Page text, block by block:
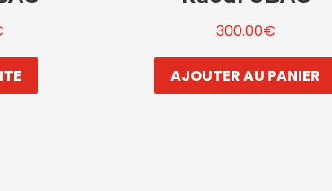
300.00€
AJOUTER AU PANIER